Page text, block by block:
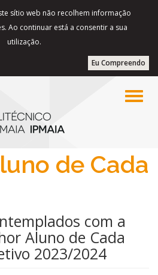
sítio web não recolhem informação
Ao continuar está a consentir a sua
utilização.
Eu Compreendo
de Cada
com a
Aluno de Cada
2023/2024